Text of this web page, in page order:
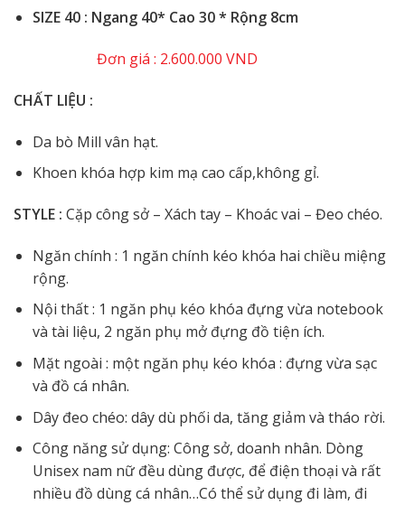
️SIZE 40 : Ngang 40* Cao 30 * Rộng 8cm
Đơn giá : 2.600.000 VND
CHẤT LIỆU :
Da bò Mill vân hạt.
Khoen khóa hợp kim mạ cao cấp,không gỉ.
STYLE : Cặp công sở – Xách tay – Khoác vai – Đeo chéo.
Ngăn chính : 1 ngăn chính kéo khóa hai chiều miệng
rộng.
Nội thất : 1 ngăn phụ kéo khóa đựng vừa notebook
và tài liệu, 2 ngăn phụ mở đựng đồ tiện ích.
Mặt ngoài : một ngăn phụ kéo khóa : đựng vừa sạc
và đồ cá nhân.
Dây đeo chéo: dây dù phối da, tăng giảm và tháo rời.
Công năng sử dụng: Công sở, doanh nhân. Dòng
Unisex nam nữ đều dùng được, để điện thoại và rất
nhiều đồ dùng cá nhân…Có thể sử dụng đi làm, đi